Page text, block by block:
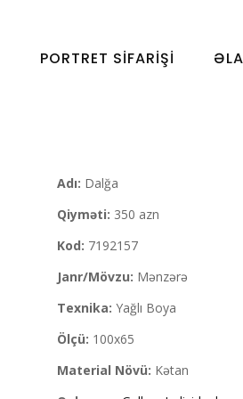
PORTRET SIFARIŞI
Adı: Dalğa
Qiyməti: 350 azn
Kod: 7192157
Janr/Mövzu: Mənzərə
Texnika: Yağlı Boya
Ölçü: 100x65
Material Növü: Kətan